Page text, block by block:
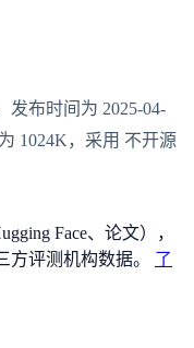
发布时间为 2025-04-
1024K，采用 不开源
Face、论文），
评测机构数据。
了